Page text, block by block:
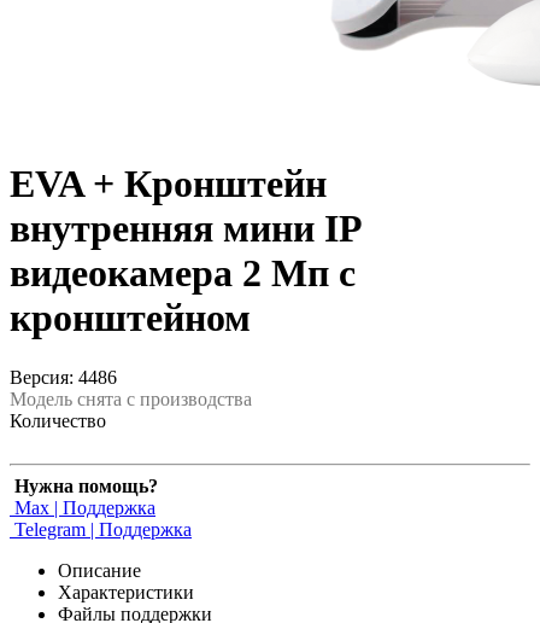
EVA + Кронштейн
внутренняя мини IP
видеокамера 2 Мп с
кронштейном
Версия: 4486
Модель снята с производства
Количество
Нужна помощь?
Max | Поддержка
Telegram | Поддержка
Описание
Характеристики
Файлы поддержки